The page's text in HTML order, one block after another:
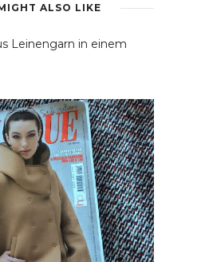
ALSO LIKE
Leinengarn in einem